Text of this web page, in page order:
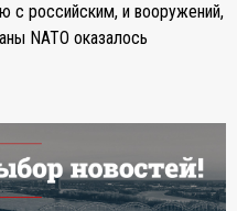
с российским, и вооружений,
NATO оказалось